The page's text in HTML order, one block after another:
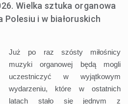
Wielka sztuka organowa
Polesiu i w białoruskich
Już po raz szósty miłośnicy
muzyki organowej będą mogli
uczestniczyć w wyjątkowym
wydarzeniu, które w ostatnich
latach stało się jednym z